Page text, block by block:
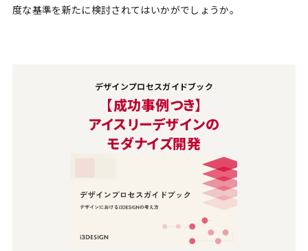
度な基準を新たに検討されてはいかがでしょうか。
デザインプロセスガイドブック
【成功事例つき】
アイスリーデザインの
モダナイズ開発